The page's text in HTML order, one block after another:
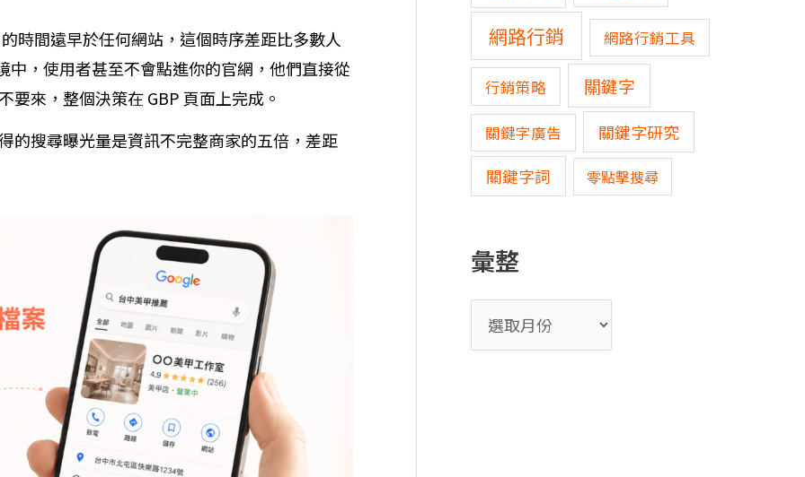
時間遠早於任何網站，這個時序差距比多數人
，使用者甚至不會點進你的官網，他們直接從
要來，整個決策在 GBP 頁面上完成。
的搜尋曝光量是資訊不完整商家的五倍，差距
網路行銷 網路行銷工具
行銷策略 關鍵字
關鍵字廣告 關鍵字研究
關鍵字詞 零點擊搜尋
彙整